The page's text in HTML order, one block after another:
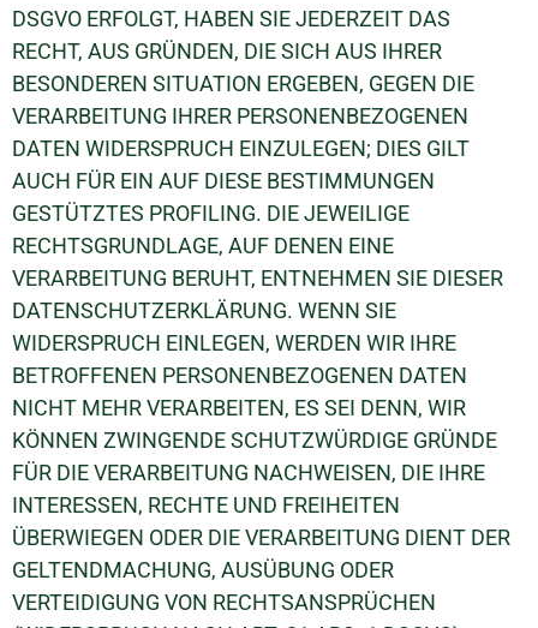
DSGVO ERFOLGT, HABEN SIE JEDERZEIT DAS
RECHT, AUS GRÜNDEN, DIE SICH AUS IHRER
BESONDEREN SITUATION ERGEBEN, GEGEN DIE
VERARBEITUNG IHRER PERSONENBEZOGENEN
DATEN WIDERSPRUCH EINZULEGEN; DIES GILT
AUCH FÜR EIN AUF DIESE BESTIMMUNGEN
GESTÜTZTES PROFILING. DIE JEWEILIGE
RECHTSGRUNDLAGE, AUF DENEN EINE
VERARBEITUNG BERUHT, ENTNEHMEN SIE DIESER
DATENSCHUTZERKLÄRUNG. WENN SIE
WIDERSPRUCH EINLEGEN, WERDEN WIR IHRE
BETROFFENEN PERSONENBEZOGENEN DATEN
NICHT MEHR VERARBEITEN, ES SEI DENN, WIR
KÖNNEN ZWINGENDE SCHUTZWÜRDIGE GRÜNDE
FÜR DIE VERARBEITUNG NACHWEISEN, DIE IHRE
INTERESSEN, RECHTE UND FREIHEITEN
ÜBERWIEGEN ODER DIE VERARBEITUNG DIENT DER
GELTENDMACHUNG, AUSÜBUNG ODER
VERTEIDIGUNG VON RECHTSANSPRÜCHEN